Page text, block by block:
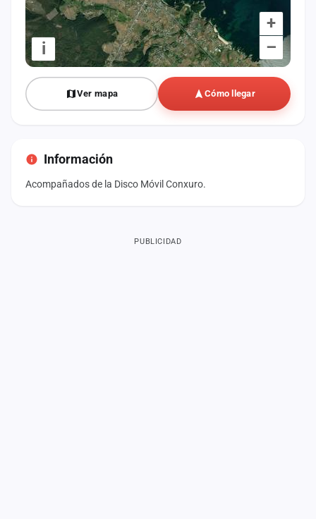
+
–
i
Ver mapa Cómo llegar
Información
Acompañados de la Disco Móvil Conxuro.
PUBLICIDAD